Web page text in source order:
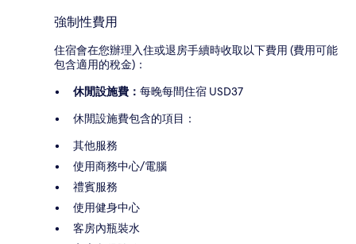
強制性費用
住宿會在您辦理入住或退房手續時收取以下費用 (費用可能
包含適用的稅金)：
休閒設施費： 每晚每間住宿 USD37
休閒設施費包含的項目：
其他服務
使用商務中心/電腦
禮賓服務
使用健身中心
客房內瓶裝水